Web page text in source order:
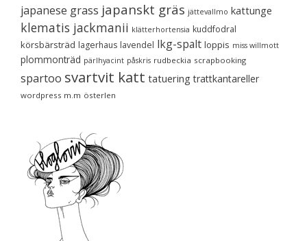
japanese grass japanskt gräs jättevallmo kattunge
klematis jackmanii klätterhortensia kuddfodral
körsbärsträd lagerhaus lavendel lkg-spalt loppis miss willmott
plommonträd pärlhyacint påskris rudbeckia scrapbooking
spartoo svartvit katt tatuering trattkantareller
wordpress m.m österlen